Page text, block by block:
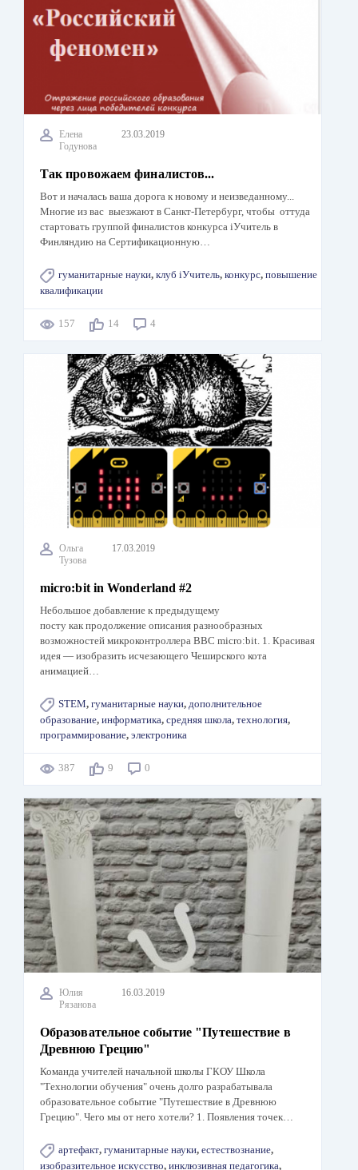
Елена
Годунова
23.03.2019
Так провожаем финалистов...
Вот и началась ваша дорога к новому и неизведанному...
Многие из вас выезжают в Санкт-Петербург, чтобы оттуда
стартовать группой финалистов конкурса iУчитель в
Финляндию на Сертификационную…
гуманитарные науки, клуб iУчитель, конкурс, повышение
квалификации
157 14 4
Ольга
Тузова
17.03.2019
micro:bit in Wonderland #2
Небольшое добавление к предыдущему
посту как продолжение описания разнообразных
возможностей микроконтроллера BBC micro:bit. 1. Красивая
идея — изобразить исчезающего Чеширского кота
анимацией…
STEM, гуманитарные науки, дополнительное
образование, информатика, средняя школа, технология,
программирование, электроника
387 9 0
Юлия
Рязанова
16.03.2019
Образовательное событие "Путешествие в
Древнюю Грецию"
Команда учителей начальной школы ГКОУ Школа
"Технологии обучения" очень долго разрабатывала
образовательное событие "Путешествие в Древнюю
Грецию". Чего мы от него хотели? 1. Появления точек…
артефакт, гуманитарные науки, естествознание,
изобразительное искусство, инклюзивная педагогика,